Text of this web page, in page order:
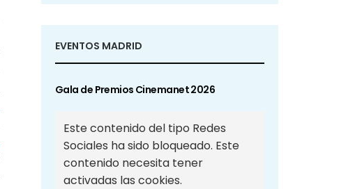
EVENTOS MADRID
Gala de Premios Cinemanet 2026
Este contenido del tipo Redes
Sociales ha sido bloqueado. Este
contenido necesita tener
activadas las cookies.